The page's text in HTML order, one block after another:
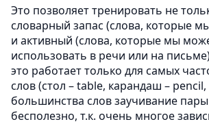
Это позволяет тренировать не
словарный запас (слова, которые
и активный (слова, которые мы
использовать в речи или на
это работает только для самых
слов (стол – table, карандаш – pencil,
большинства слов заучивание
бесполезно, т.к. очень многое